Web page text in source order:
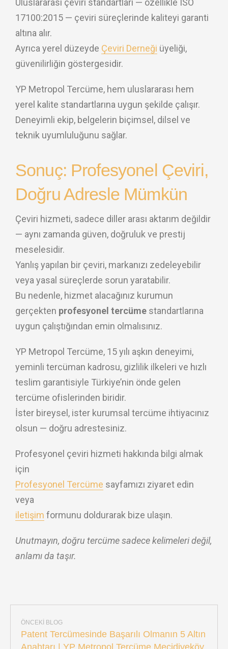
Uluslararası çeviri standartları — özellikle ISO
17100:2015 — çeviri süreçlerinde kaliteyi garanti
altına alır.
Ayrıca yerel düzeyde Çeviri Derneği üyeliği,
güvenilirliğin göstergesidir.
YP Metropol Tercüme, hem uluslararası hem
yerel kalite standartlarına uygun şekilde çalışır.
Deneyimli ekip, belgelerin biçimsel, dilsel ve
teknik uyumluluğunu sağlar.
Sonuç: Profesyonel Çeviri,
Doğru Adresle Mümkün
Çeviri hizmeti, sadece diller arası aktarım değildir
— aynı zamanda güven, doğruluk ve prestij
meselesidir.
Yanlış yapılan bir çeviri, markanızı zedeleyebilir
veya yasal süreçlerde sorun yaratabilir.
Bu nedenle, hizmet alacağınız kurumun
gerçekten profesyonel tercüme standartlarına
uygun çalıştığından emin olmalısınız.
YP Metropol Tercüme, 15 yılı aşkın deneyimi,
yeminli tercüman kadrosu, gizlilik ilkeleri ve hızlı
teslim garantisiyle Türkiye’nin önde gelen
tercüme ofislerinden biridir.
İster bireysel, ister kurumsal tercüme ihtiyacınız
olsun — doğru adrestesiniz.
Profesyonel çeviri hizmeti hakkında bilgi almak
için
Profesyonel Tercüme sayfamızı ziyaret edin
veya
iletişim formunu doldurarak bize ulaşın.
Unutmayın, doğru tercüme sadece kelimeleri değil,
anlamı da taşır.
ÖNCEKI BLOG
Patent Tercümesinde Başarılı Olmanın 5 Altın
Anahtarı | YP Metropol Tercüme Mecidiyeköy